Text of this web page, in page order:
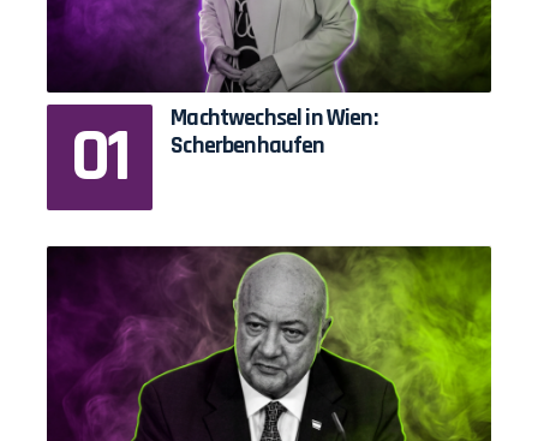
Machtwechsel in Wien:
Scherbenhaufen